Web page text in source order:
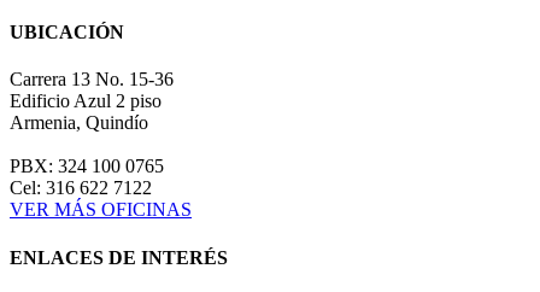
UBICACIÓN
Carrera 13 No. 15-36
Edificio Azul 2 piso
Armenia, Quindío
PBX: 324 100 0765
Cel: 316 622 7122
VER MÁS OFICINAS
ENLACES DE INTERÉS